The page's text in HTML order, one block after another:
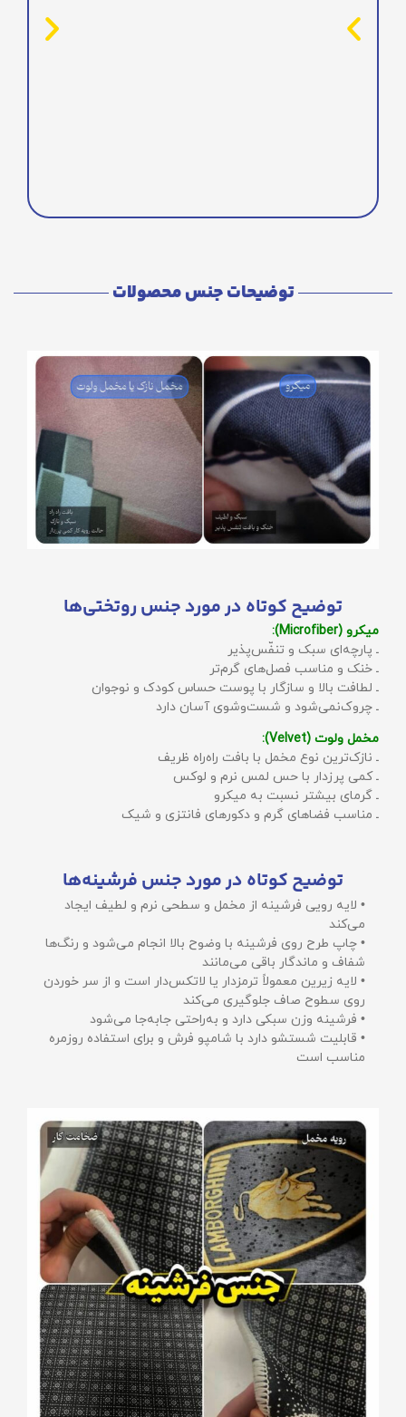
توضیحات جنس محصولات
توضیح کوتاه در مورد جنس روتختی‌ها
میکرو (Microfiber):
ـ پارچه‌ای سبک و تنفّس‌پذیر
ـ خنک و مناسب فصل‌های گرم‌تر
ـ لطافت بالا و سازگار با پوست حساس کودک و نوجوان
ـ چروک‌نمی‌شود و شست‌وشوی آسان دارد
مخمل ولوت (Velvet):
ـ نازک‌ترین نوع مخمل با بافت راه‌راه ظریف
ـ کمی پرزدار با حس لمس نرم و لوکس
ـ گرمای بیشتر نسبت به میکرو
ـ مناسب فضاهای گرم و دکورهای فانتزی و شیک
توضیح کوتاه در مورد جنس فرشینه‌ها
• لایه رویی فرشینه از مخمل و سطحی نرم و لطیف ایجاد
می‌کند
• چاپ طرح روی فرشینه با وضوح بالا انجام می‌شود و رنگ‌ها
شفاف و ماندگار باقی می‌مانند
• لایه زیرین معمولاً ترمزدار یا لاتکس‌دار است و از سر خوردن
روی سطوح صاف جلوگیری می‌کند
• فرشینه وزن سبکی دارد و به‌راحتی جابه‌جا می‌شود
• قابلیت شستشو دارد با شامپو فرش و برای استفاده روزمره
مناسب است